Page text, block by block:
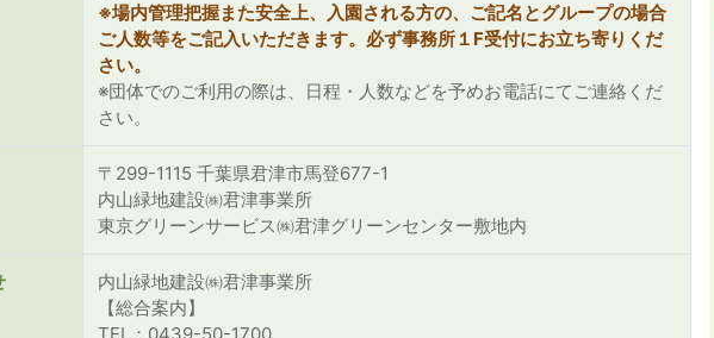
※場内管理把握また安全上、入園される方の、ご記名とグループの場合
ご人数等をご記入いただきます。必ず事務所１F受付にお立ち寄りくだ
さい。
※団体でのご利用の際は、日程・人数などを予めお電話にてご連絡くだ
さい。
〒299-1115 千葉県君津市馬登677-1
内山緑地建設㈱君津事業所
東京グリーンサービス㈱君津グリーンセンター敷地内
内山緑地建設㈱君津事業所
【総合案内】